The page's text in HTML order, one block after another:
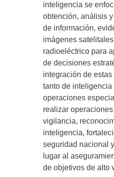
inteligencia se
obtención, análisis
de información,
imágenes
radioeléctrico para
de decisiones
integración de
tanto de inteligencia
operaciones
realizar
vigilancia,
inteligencia,
seguridad nacional
lugar al
de objetivos de alto